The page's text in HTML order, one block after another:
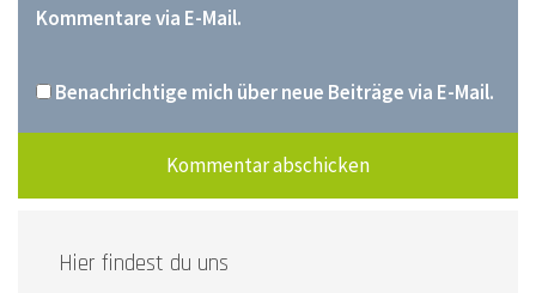
Kommentare via E-Mail.
Benachrichtige mich über neue Beiträge via E-Mail.
Hier findest du uns